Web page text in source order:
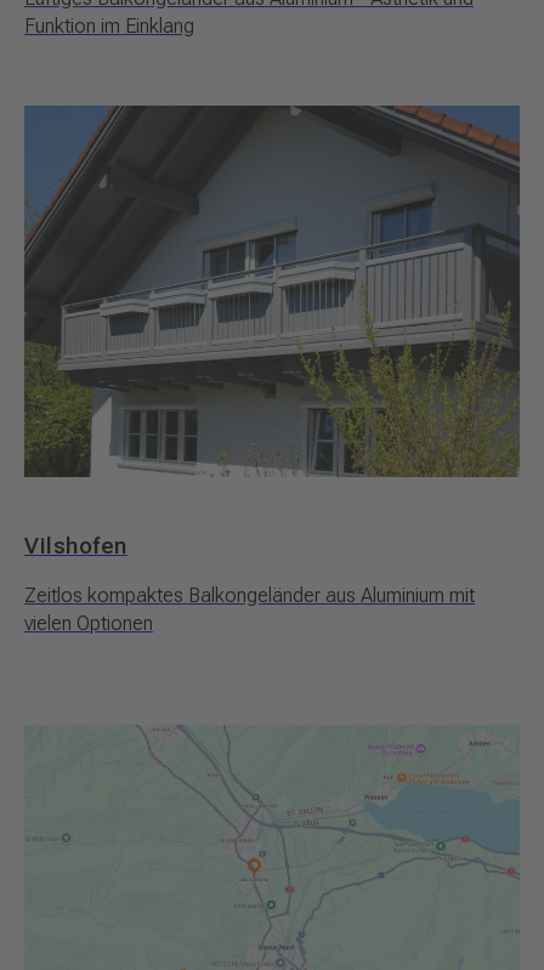
Funktion im Einklang
Vilshofen
Zeitlos kompaktes Balkongeländer aus Aluminium mit
vielen Optionen